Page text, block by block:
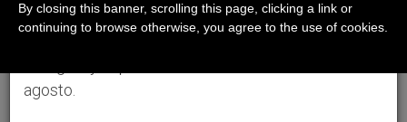
agosto.
By closing this banner, scrolling this page, clicking a link or
continuing to browse otherwise, you agree to the use of cookies.